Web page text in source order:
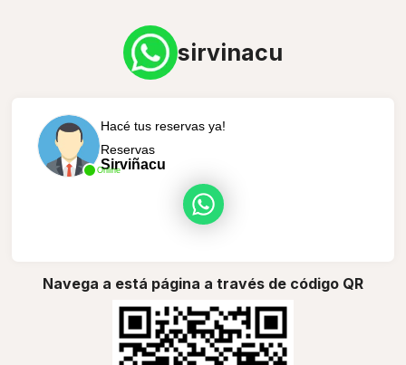
sirvinacu
Online
Hacé tus reservas ya!
Reservas
Sirviñacu
Navega a está página a través de código QR